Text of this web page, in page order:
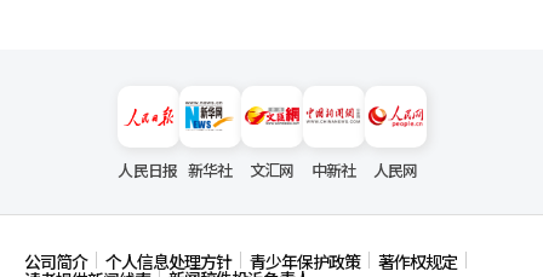
人民日报 新华社 文汇网 中新社 人民网
公司简介 个人信息处理方针 青少年保护政策 著作权规定